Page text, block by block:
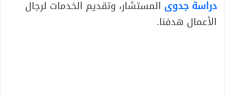
دراسة جدوى المستشار، وتقديم الخدمات لرجال
الأعمال هدفنا.